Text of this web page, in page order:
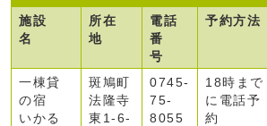
施設
名
所在
地
電話
番
号
予約方法
一棟貸
の宿
いかる
斑鳩町
法隆寺
東1-6-
0745-
75-
8055
18時まで
に電話予
約